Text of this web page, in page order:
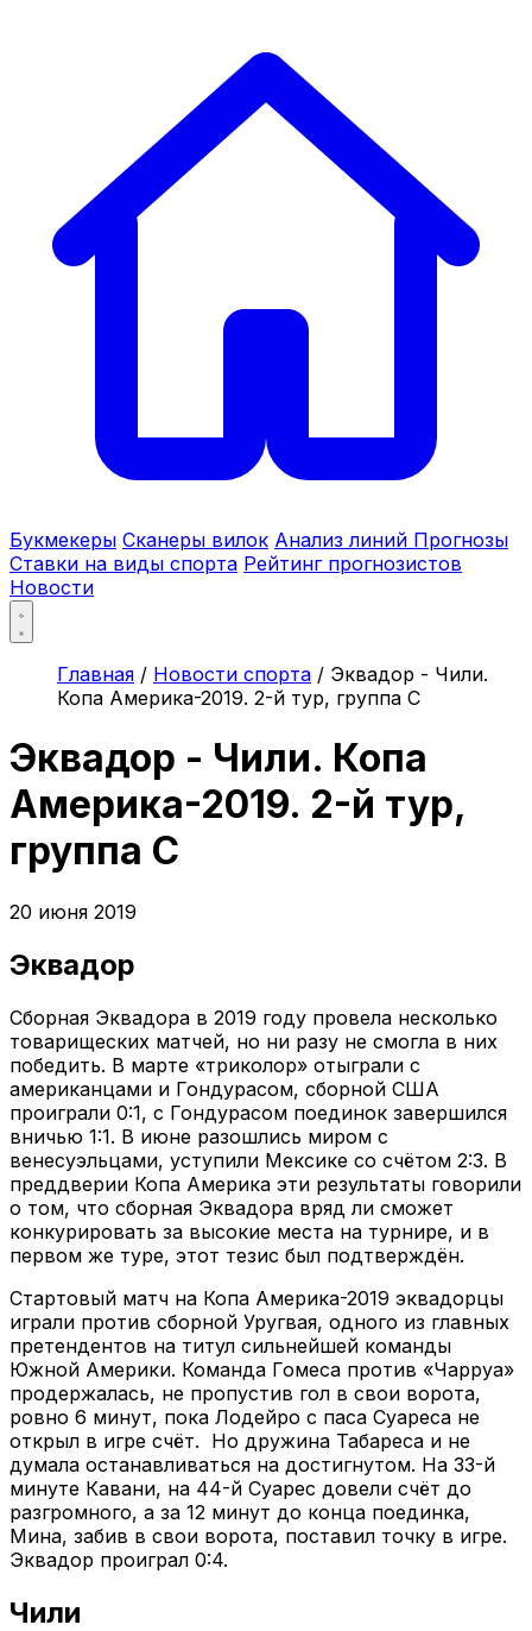
Букмекеры Сканеры вилок Анализ линий Прогнозы
Ставки на виды спорта Рейтинг прогнозистов
Новости
Главная / Новости спорта / Эквадор - Чили.
Копа Америка-2019. 2-й тур, группа C
Эквадор - Чили. Копа
Америка-2019. 2-й тур,
группа C
20 июня 2019
Эквадор
Сборная Эквадора в 2019 году провела несколько
товарищеских матчей, но ни разу не смогла в них
победить. В марте «триколор» отыграли с
американцами и Гондурасом, сборной США
проиграли 0:1, с Гондурасом поединок завершился
вничью 1:1. В июне разошлись миром с
венесуэльцами, уступили Мексике со счётом 2:3. В
преддверии Копа Америка эти результаты говорили
о том, что сборная Эквадора вряд ли сможет
конкурировать за высокие места на турнире, и в
первом же туре, этот тезис был подтверждён.
Стартовый матч на Копа Америка-2019 эквадорцы
играли против сборной Уругвая, одного из главных
претендентов на титул сильнейшей команды
Южной Америки. Команда Гомеса против «Чарруа»
продержалась, не пропустив гол в свои ворота,
ровно 6 минут, пока Лодейро с паса Суареса не
открыл в игре счёт. Но дружина Табареса и не
думала останавливаться на достигнутом. На 33-й
минуте Кавани, на 44-й Суарес довели счёт до
разгромного, а за 12 минут до конца поединка,
Мина, забив в свои ворота, поставил точку в игре.
Эквадор проиграл 0:4.
Чили